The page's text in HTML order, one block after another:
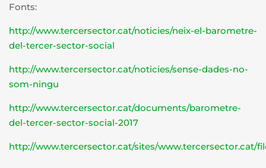
Fonts:
http://www.tercersector.cat/noticies/neix-el-barometre-
del-tercer-sector-social
http://www.tercersector.cat/noticies/sense-dades-no-
som-ningu
http://www.tercersector.cat/documents/barometre-
del-tercer-sector-social-2017
http://www.tercersector.cat/sites/www.tercersector.cat/